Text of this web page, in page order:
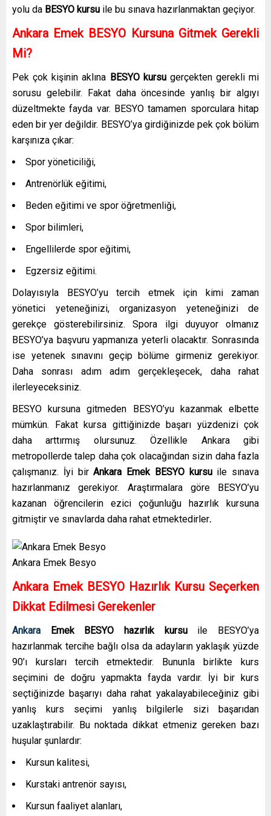
yolu da BESYO kursu ile bu sınava hazırlanmaktan geçiyor.
Ankara Emek BESYO Kursuna Gitmek Gerekli
Mi?
Pek çok kişinin aklına BESYO kursu gerçekten gerekli mi
sorusu gelebilir. Fakat daha öncesinde yanlış bir algıyı
düzeltmekte fayda var. BESYO tamamen sporculara hitap
eden bir yer değildir. BESYO’ya girdiğinizde pek çok bölüm
karşınıza çıkar:
Spor yöneticiliği,
Antrenörlük eğitimi,
Beden eğitimi ve spor öğretmenliği,
Spor bilimleri,
Engellilerde spor eğitimi,
Egzersiz eğitimi.
Dolayısıyla BESYO’yu tercih etmek için kimi zaman
yönetici yeteneğinizi, organizasyon yeteneğinizi de
gerekçe gösterebilirsiniz. Spora ilgi duyuyor olmanız
BESYO’ya başvuru yapmanıza yeterli olacaktır. Sonrasında
ise yetenek sınavını geçip bölüme girmeniz gerekiyor.
Daha sonrası adım adım gerçekleşecek, daha rahat
ilerleyeceksiniz.
BESYO kursuna gitmeden BESYO’yu kazanmak elbette
mümkün. Fakat kursa gittiğinizde başarı yüzdenizi çok
daha arttırmış olursunuz. Özellikle Ankara gibi
metropollerde talep daha çok olacağından sizin daha fazla
çalışmanız. İyi birAnkara Emek BESYO kursu ile sınava
hazırlanmanız gerekiyor. Araştırmalara göre BESYO’yu
kazanan öğrencilerin ezici çoğunluğu hazırlık kursuna
gitmiştir ve sınavlarda daha rahat etmektedirler.
Ankara Emek Besyo
Ankara Emek BESYO Hazırlık Kursu Seçerken
Dikkat Edilmesi Gerekenler
Ankara Emek BESYO hazırlık kursu ile BESYO’ya
hazırlanmak tercihe bağlı olsa da adayların yaklaşık yüzde
90’ı kursları tercih etmektedir. Bununla birlikte kurs
seçimini de doğru yapmakta fayda vardır. İyi bir kurs
seçtiğinizde başarıyı daha rahat yakalayabileceğiniz gibi
yanlış kurs seçimi yanlış bilgilerle sizi başarıdan
uzaklaştırabilir. Bu noktada dikkat etmeniz gereken bazı
huşular şunlardır:
Kursun kalitesi,
Kurstaki antrenör sayısı,
Kursun faaliyet alanları,